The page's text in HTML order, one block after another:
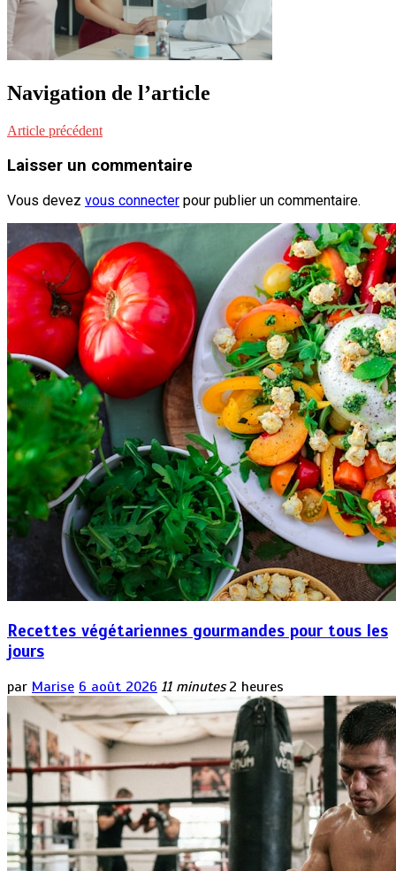
Navigation de l’article
Article précédent
Laisser un commentaire
Vous devez vous connecter pour publier un commentaire.
Recettes végétariennes gourmandes pour tous les
jours
par Marise 6 août 2026 11 minutes 2 heures